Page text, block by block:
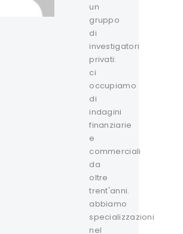
un
gruppo
di
investigatori
privati:
ci
occupiamo
di
indagini
finanziarie
e
commerciali
da
oltre
trent'anni.
abbiamo
specializzazioni
nel